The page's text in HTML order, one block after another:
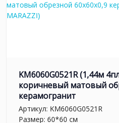
KM6060G0521R (1,44м
коричневый матовый
керамогранит
Артикул: KM6060G0521R
Размер: 60*60 см